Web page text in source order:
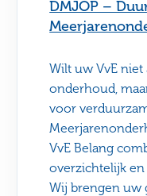
DMJOP –
Wilt uw VvE
onderhoud,
voor
VvE Belang
overzichtelijk
Wij brengen uw